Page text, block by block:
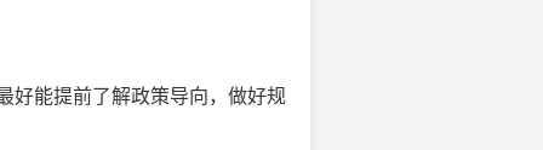
好能提前了解政策导向，做好规